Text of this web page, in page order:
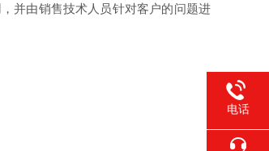
并由销售技术人员针对客户的问题进
电话